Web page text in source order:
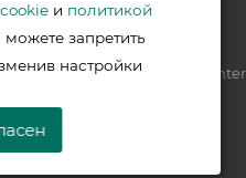
продукция от ведущих
в Уфе
Разработка —
VIS.center
cookie и политикой
можете запретить
настройки